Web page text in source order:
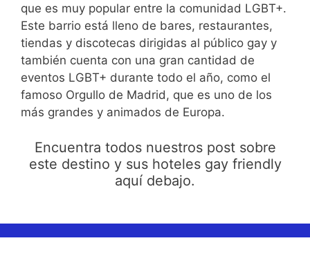
que es muy popular entre la comunidad LGBT+.
Este barrio está lleno de bares, restaurantes,
tiendas y discotecas dirigidas al público gay y
también cuenta con una gran cantidad de
eventos LGBT+ durante todo el año, como el
famoso Orgullo de Madrid, que es uno de los
más grandes y animados de Europa.
Encuentra todos nuestros post sobre
este destino y sus hoteles gay friendly
aquí debajo.